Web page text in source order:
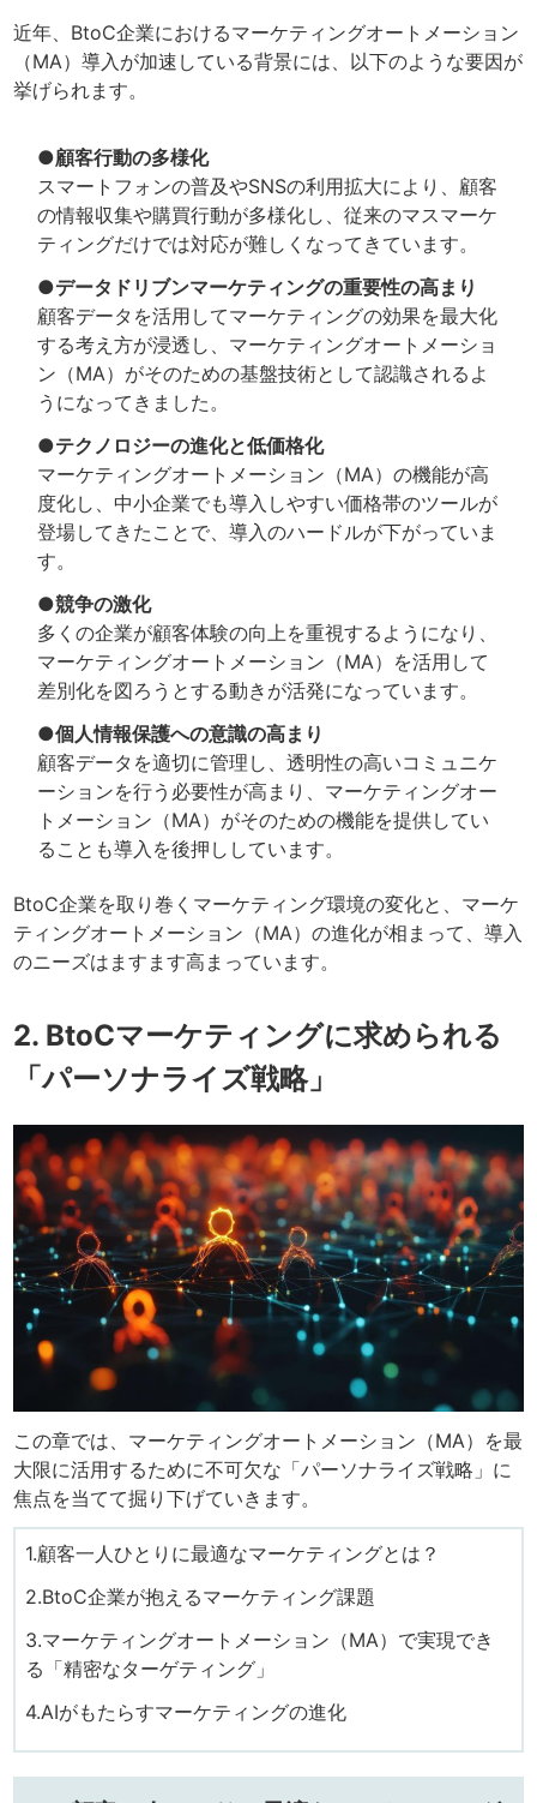
近年、BtoC企業におけるマーケティングオートメーション
（MA）導入が加速している背景には、以下のような要因が
挙げられます。
●顧客行動の多様化
スマートフォンの普及やSNSの利用拡大により、顧客
の情報収集や購買行動が多様化し、従来のマスマーケ
ティングだけでは対応が難しくなってきています。
●データドリブンマーケティングの重要性の高まり
顧客データを活用してマーケティングの効果を最大化
する考え方が浸透し、マーケティングオートメーショ
ン（MA）がそのための基盤技術として認識されるよ
うになってきました。
●テクノロジーの進化と低価格化
マーケティングオートメーション（MA）の機能が高
度化し、中小企業でも導入しやすい価格帯のツールが
登場してきたことで、導入のハードルが下がっていま
す。
●競争の激化
多くの企業が顧客体験の向上を重視するようになり、
マーケティングオートメーション（MA）を活用して
差別化を図ろうとする動きが活発になっています。
●個人情報保護への意識の高まり
顧客データを適切に管理し、透明性の高いコミュニケ
ーションを行う必要性が高まり、マーケティングオー
トメーション（MA）がそのための機能を提供してい
ることも導入を後押ししています。
BtoC企業を取り巻くマーケティング環境の変化と、マーケ
ティングオートメーション（MA）の進化が相まって、導入
のニーズはますます高まっています。
2. BtoCマーケティングに求められる
「パーソナライズ戦略」
この章では、マーケティングオートメーション（MA）を最
大限に活用するために不可欠な「パーソナライズ戦略」に
焦点を当てて掘り下げていきます。
1.顧客一人ひとりに最適なマーケティングとは？
2.BtoC企業が抱えるマーケティング課題
3.マーケティングオートメーション（MA）で実現でき
る「精密なターゲティング」
4.AIがもたらすマーケティングの進化